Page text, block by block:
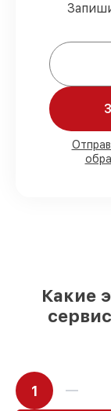
Мы
80%
90%
Какие
1